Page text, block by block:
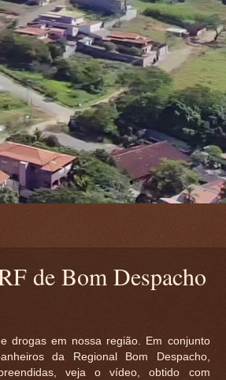
de Bom Despacho
drogas em nossa região. Em conjunto
da Regional Bom Despacho,
veja o vídeo, obtido com